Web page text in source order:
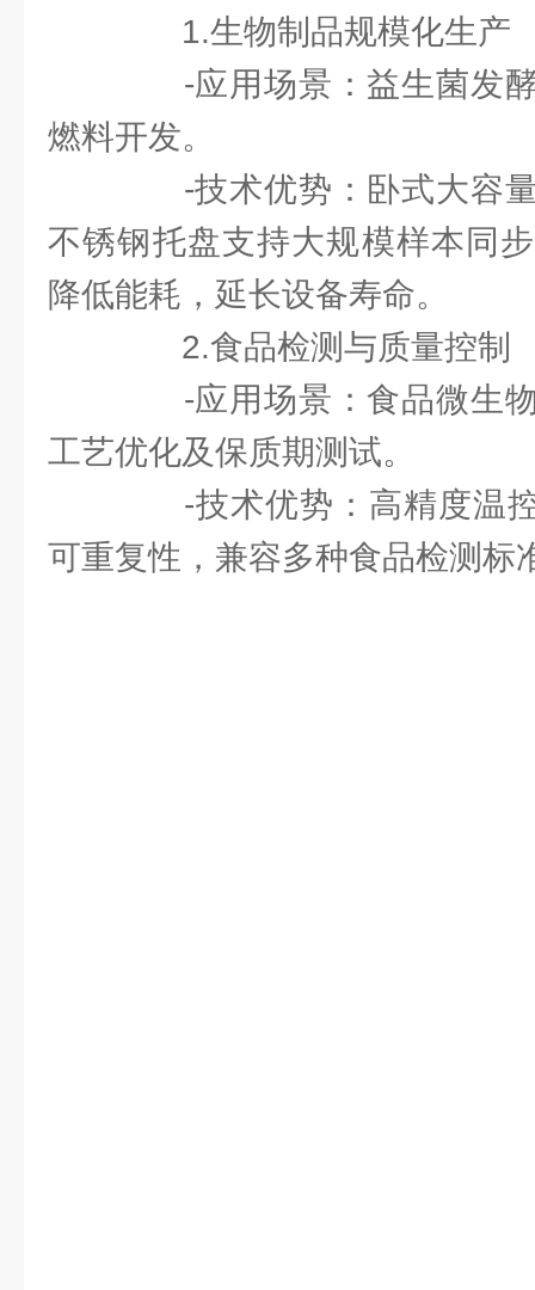
1.生物制品规模化生产
-应用场景：益生菌发酵
燃料开发。
-技术优势：卧式大容量
不锈钢托盘支持大规模样本同
降低能耗，延长设备寿命。
2.食品检测与质量控制
-应用场景：食品微生物
工艺优化及保质期测试。
-技术优势：高精度温
可重复性，兼容多种食品检测标